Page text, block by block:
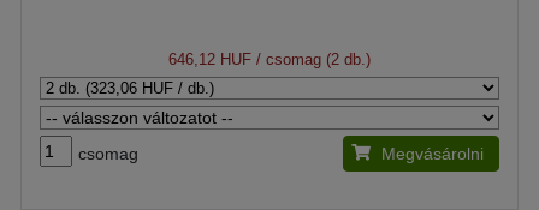
646,12 HUF / csomag (2 db.)
csomag Megvásárolni